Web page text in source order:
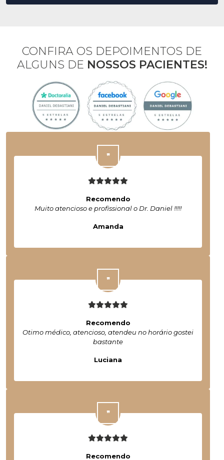
CONFIRA OS DEPOIMENTOS DE
ALGUNS DE NOSSOS PACIENTES!
Recomendo
Muito atencioso e profissional o Dr. Daniel !!!!!
Amanda
Recomendo
Otimo médico, atencioso, atendeu no horário gostei
bastante
Luciana
Recomendo